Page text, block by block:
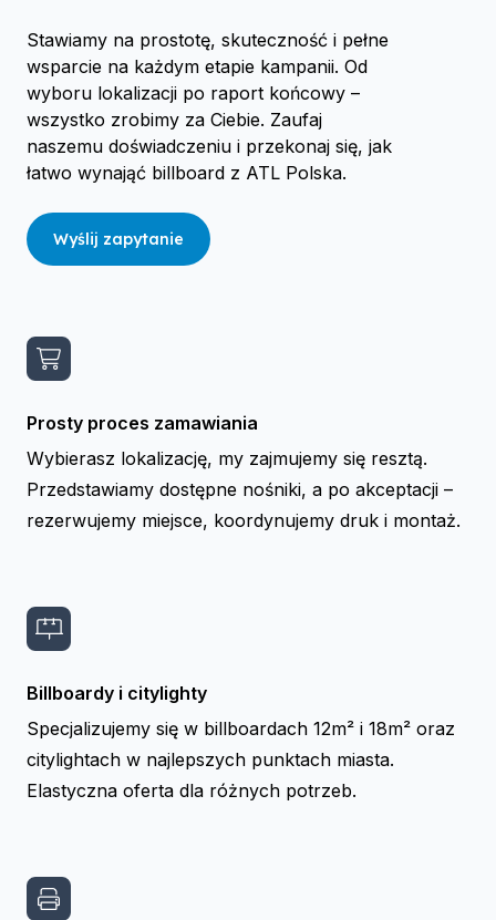
Stawiamy na prostotę, skuteczność i pełne
wsparcie na każdym etapie kampanii. Od
wyboru lokalizacji po raport końcowy –
wszystko zrobimy za Ciebie. Zaufaj
naszemu doświadczeniu i przekonaj się, jak
łatwo wynająć billboard z ATL Polska.
Wyślij zapytanie
Prosty proces zamawiania
Wybierasz lokalizację, my zajmujemy się resztą.
Przedstawiamy dostępne nośniki, a po akceptacji –
rezerwujemy miejsce, koordynujemy druk i montaż.
Billboardy i citylighty
Specjalizujemy się w billboardach 12m² i 18m² oraz
citylightach w najlepszych punktach miasta.
Elastyczna oferta dla różnych potrzeb.